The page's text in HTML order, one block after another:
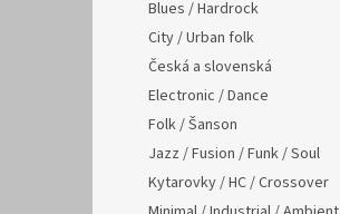
Blues / Hardrock
City / Urban folk
Česká a slovenská
Electronic / Dance
Folk / Šanson
Jazz / Fusion / Funk / Soul
Kytarovky / HC / Crossover